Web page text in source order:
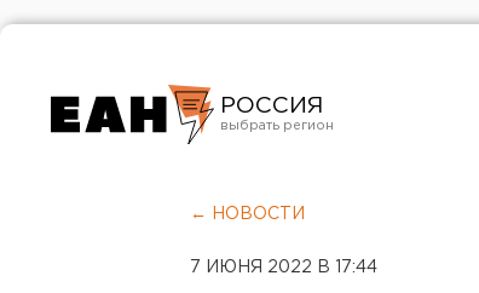
РОССИЯ
Челябинск
← НОВОСТИ
7 ИЮНЯ 2022 В 17:44